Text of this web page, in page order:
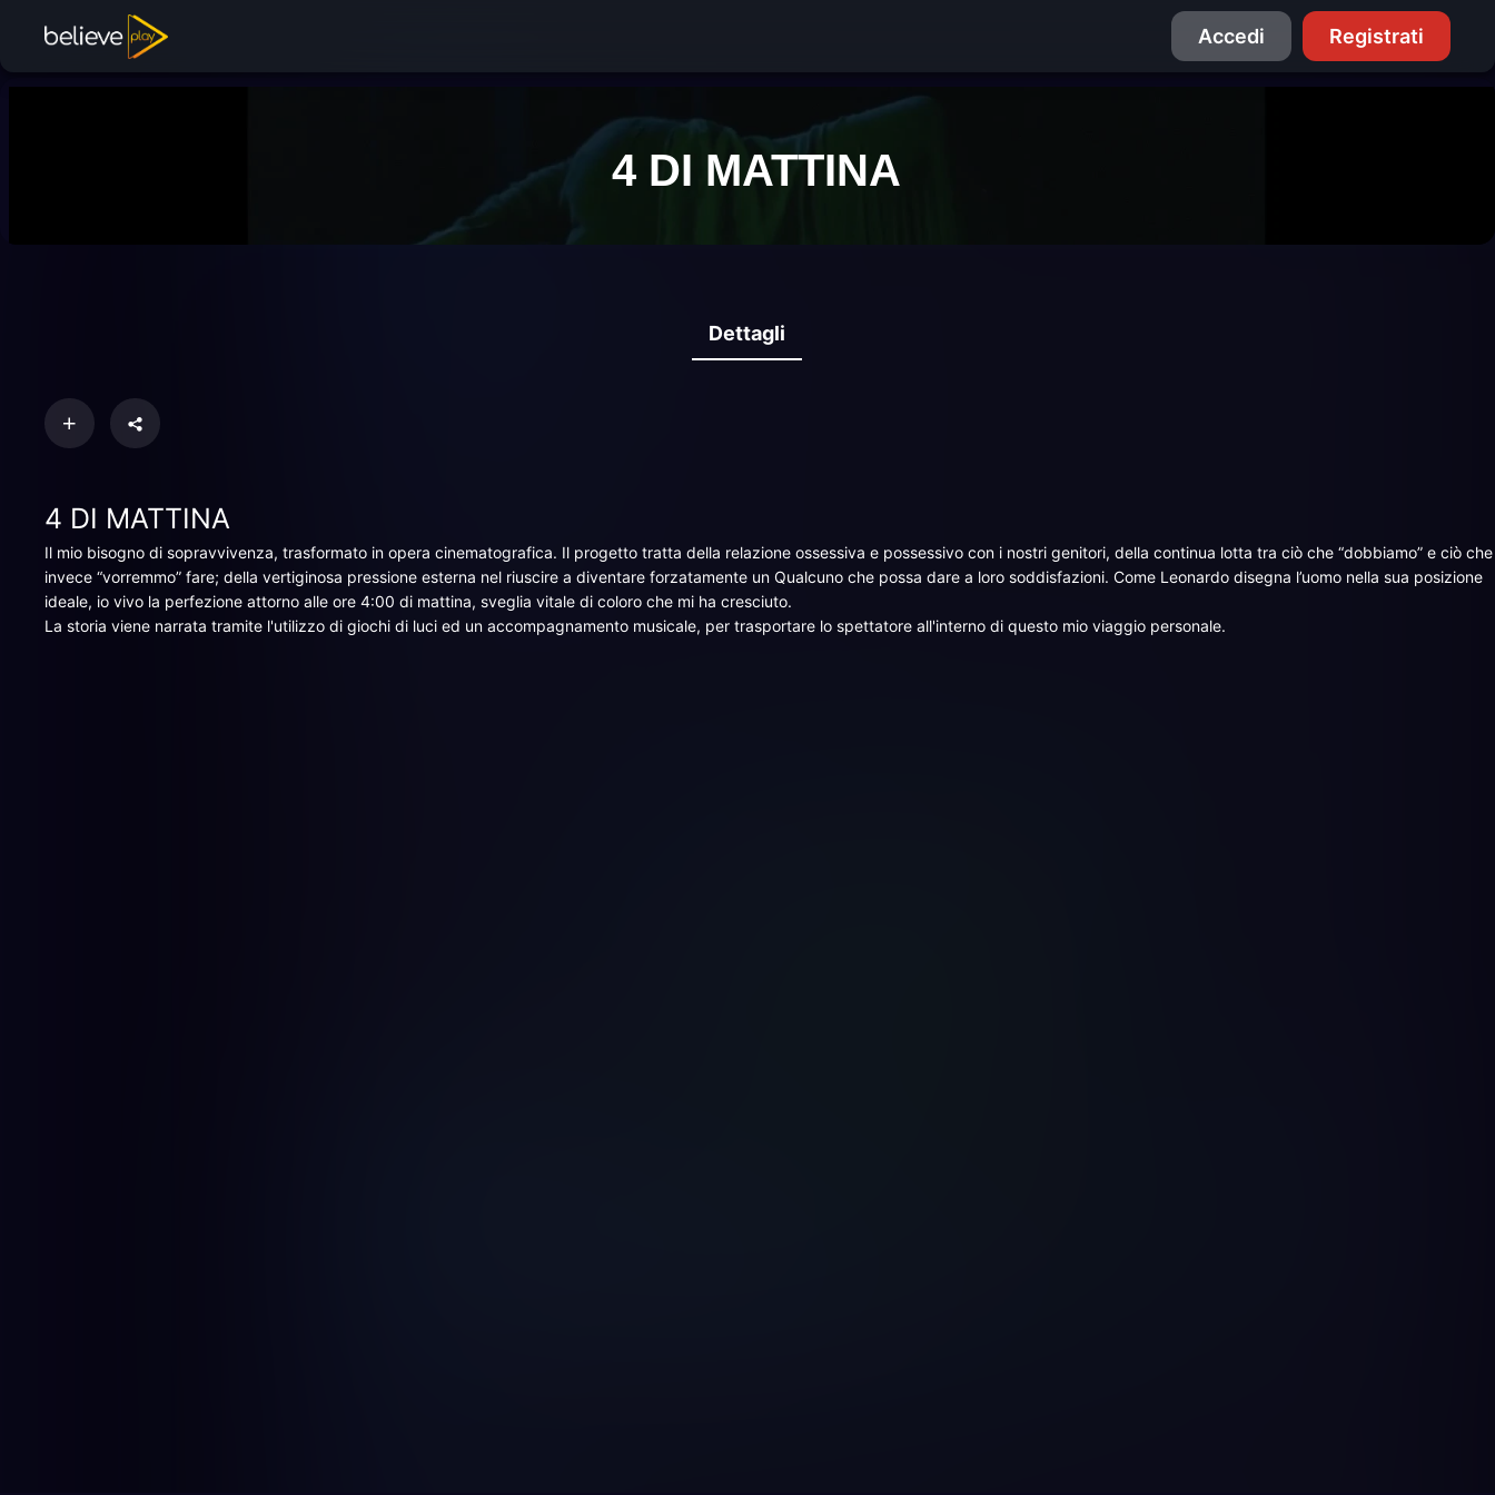
Accedi Registrati
Dettagli
4 DI MATTINA
Il mio bisogno di sopravvivenza, trasformato in opera cinematografica. Il progetto tratta della relazione ossessiva e possessivo con i nostri genitori, della continua lotta tra ciò che “dobbiamo” e ciò che
invece “vorremmo” fare; della vertiginosa pressione esterna nel riuscire a diventare forzatamente un Qualcuno che possa dare a loro soddisfazioni. Come Leonardo disegna l’uomo nella sua posizione
ideale, io vivo la perfezione attorno alle ore 4:00 di mattina, sveglia vitale di coloro che mi ha cresciuto.
La storia viene narrata tramite l'utilizzo di giochi di luci ed un accompagnamento musicale, per trasportare lo spettatore all'interno di questo mio viaggio personale.